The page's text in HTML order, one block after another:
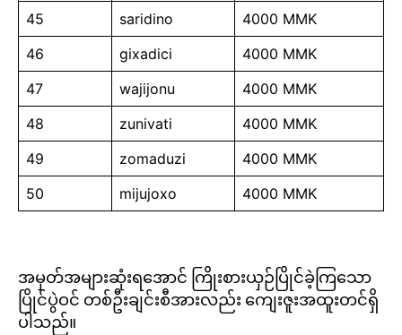
45
saridino
4000 MMK
46
gixadici
4000 MMK
47
wajijonu
4000 MMK
48
zunivati
4000 MMK
49
zomaduzi
4000 MMK
50
mijujoxo 4000 MMK
အမှတ်အများဆုံးရအောင် ကြိုးစားယှဉ်ပြိုင်ခဲ့ကြသော
ပြိုင်ပွဲဝင် တစ်ဦးချင်းစီအားလည်း ကျေးဇူးအထူးတင်ရှိ
ပါသည်။